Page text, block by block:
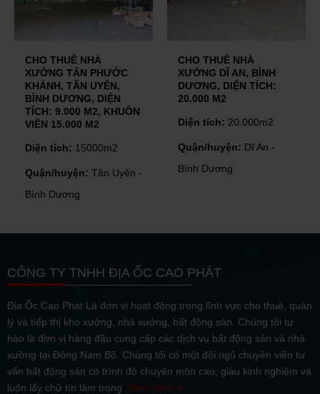
CHO THUÊ NHÀ
XƯỞNG TÂN PHƯỚC
KHÁNH, TÂN UYÊN,
BÌNH DƯƠNG, DIỆN
TÍCH: 9.000 M2, KHUÔN
VIÊN 15.000 M2
Diện tích: 15000m2
Quận/huyện: Tân Uyên -
Bình Dương
CHO THUÊ NHÀ
XƯỞNG DĨ AN, BÌNH
DƯƠNG, DIỆN TÍCH:
20.000 M2
Diện tích: 20.000m2
Quận/huyện: Dĩ An -
Bình Dương
CÔNG TY TNHH ĐỊA ỐC CAO PHÁT
Địa Ốc Cao Phát Là đơn vị hoạt động trong lĩnh vực cho thuê, quản
lý và tiếp thị kho xưởng, nhà xưởng, bất động sản. Chúng tôi tự
hào là đơn vị hàng đầu cung cấp các dịch vụ bất động sản và nhà
xưởng tại Đông Nam Bộ. Chúng tôi có một đội ngũ chuyên viên tư
vấn bất động sản có trình độ chuyên môn cao, giàu kinh nghiệm và
luôn lấy chữ tín làm trọng Xem thêm